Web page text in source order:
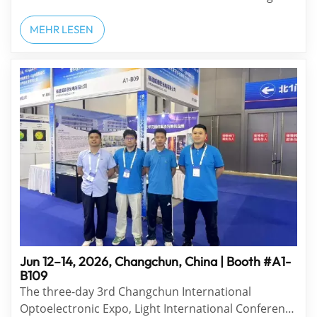
and conveys blessings for health and peace. To
celebrate the festival and reward all staff, our
company organized a series of festive cultural
MEHR LESEN
Jun 12–14, 2026, Changchun, China | Booth #A1-
B109
The three-day 3rd Changchun International
Optoelectronic Expo, Light International Conference